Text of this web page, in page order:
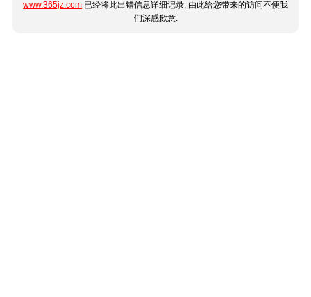
www.365jz.com 已经将此出错信息详细记录, 由此给您带来的访问不便我
们深感歉意.